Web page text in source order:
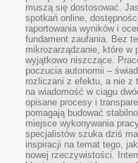
muszą się dostosować.
spotkań online,
raportowania wyników i
fundament zaufania. Bez
mikrozarządzanie, które w
wyjątkowo niszczące.
poczucia autonomii –
rozliczani z efektu, a nie z
na wiadomość w ciągu
opisane procesy i
pomagają budować
miejsce wykonywania
specjalistów szuka dziś
inspiracji na temat tego,
nowej rzeczywistości.